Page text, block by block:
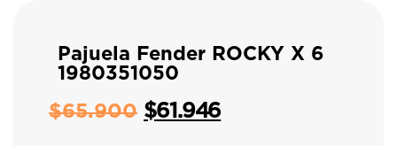
Pajuela Fender ROCKY X 6
1980351050
$65.900 $61.946